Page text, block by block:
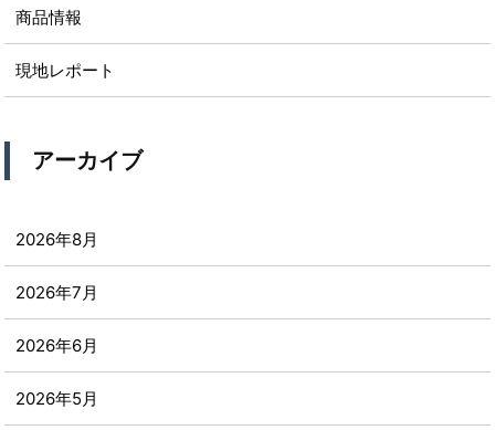
商品情報
現地レポート
アーカイブ
2026年8月
2026年7月
2026年6月
2026年5月